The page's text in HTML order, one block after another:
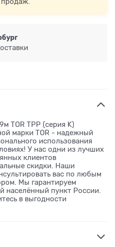
продаж.
TOR ТРP (серия K)
марки TOR - надежный
использования
У нас одни из лучших
клиентов
скидки. Наши
вас по любым
Мы гарантируем
населённый пункт России.
в выгодности